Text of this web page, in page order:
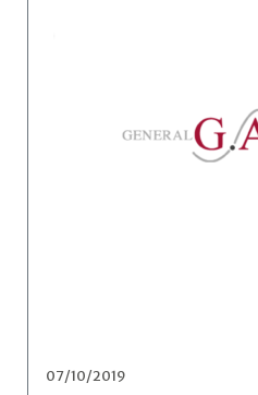
07/10/2019